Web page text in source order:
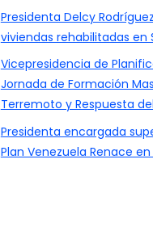
Presidenta Delcy
viviendas rehabilitadas en
Vicepresidencia de
Jornada de Formación
Terremoto y Respuesta
Presidenta encargada
Plan Venezuela Renace